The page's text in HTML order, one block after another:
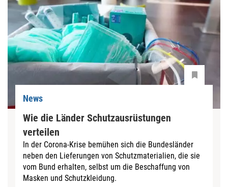
News
Wie die Länder Schutzausrüstungen
verteilen
In der Corona-Krise bemühen sich die Bundesländer
neben den Lieferungen von Schutzmaterialien, die sie
vom Bund erhalten, selbst um die Beschaffung von
Masken und Schutzkleidung.